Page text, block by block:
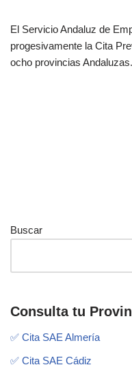
El Servicio Andaluz de
progesivamente la Cita
ocho provincias
Buscar
Consulta tu
✅ Cita SAE Almería
✅ Cita SAE Cádiz